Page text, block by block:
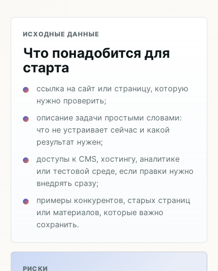
ИСХОДНЫЕ ДАННЫЕ
Что понадобится для
старта
ссылка на сайт или страницу, которую
нужно проверить;
описание задачи простыми словами:
что не устраивает сейчас и какой
результат нужен;
доступы к CMS, хостингу, аналитике
или тестовой среде, если правки нужно
внедрять сразу;
примеры конкурентов, старых страниц
или материалов, которые важно
сохранить.
РИСКИ